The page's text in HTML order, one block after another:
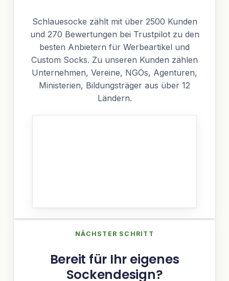
Schlauesocke zählt mit über 2500 Kunden
und 270 Bewertungen bei Trustpilot zu den
besten Anbietern für Werbeartikel und
Custom Socks. Zu unseren Kunden zählen
Unternehmen, Vereine, NGOs, Agenturen,
Ministerien, Bildungsträger aus über 12
Ländern.
NÄCHSTER SCHRITT
Bereit für Ihr eigenes
Sockendesign?